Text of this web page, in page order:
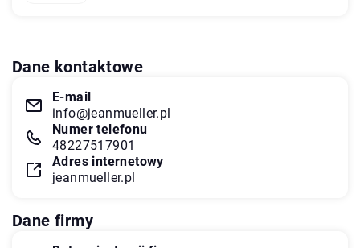
Dane kontaktowe
E-mail
info@jeanmueller.pl
Numer telefonu
48227517901
Adres internetowy
jeanmueller.pl
Dane firmy